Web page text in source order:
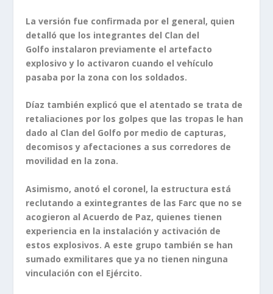
La versión fue confirmada por el general, quien
detalló que los integrantes del Clan del
Golfo instalaron previamente el artefacto
explosivo y lo activaron cuando el vehículo
pasaba por la zona con los soldados.
Díaz también explicó que el atentado se trata de
retaliaciones por los golpes que las tropas le han
dado al Clan del Golfo por medio de capturas,
decomisos y afectaciones a sus corredores de
movilidad en la zona.
Asimismo, anotó el coronel, la estructura está
reclutando a exintegrantes de las Farc que no se
acogieron al Acuerdo de Paz, quienes tienen
experiencia en la instalación y activación de
estos explosivos. A este grupo también se han
sumado exmilitares que ya no tienen ninguna
vinculación con el Ejército.